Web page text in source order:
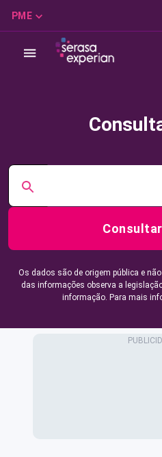
PME
Os dados são de origem pública e
das informações observa a
informação. Para mais